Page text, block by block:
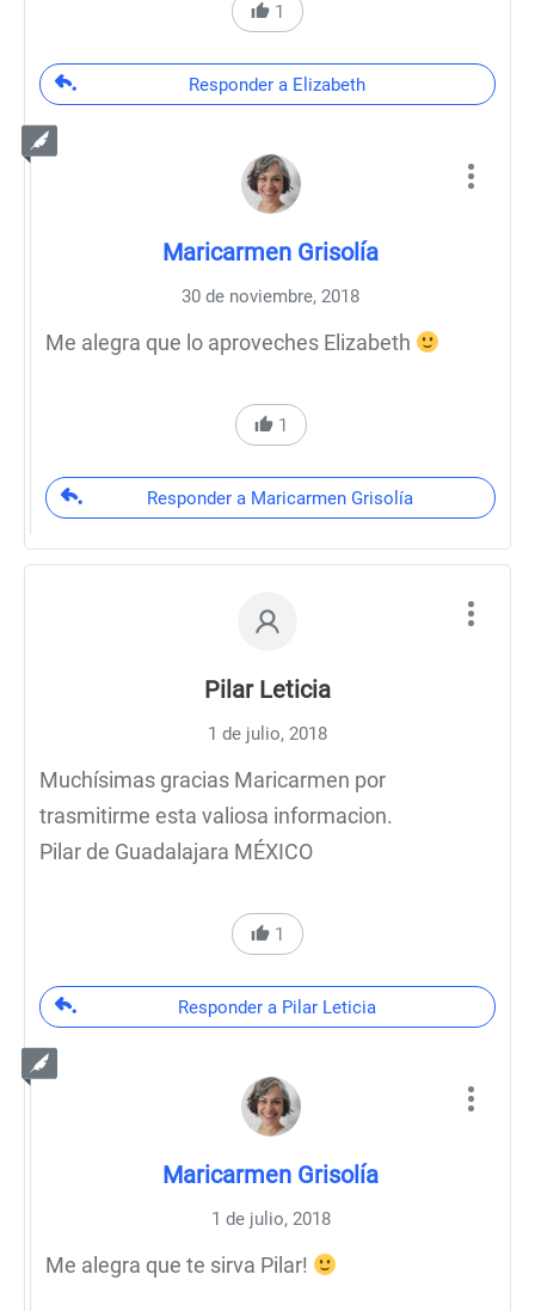
1
Responder a Elizabeth
Maricarmen Grisolía
30 de noviembre, 2018
Me alegra que lo aproveches Elizabeth
1
Responder a Maricarmen Grisolía
Pilar Leticia
1 de julio, 2018
Muchísimas gracias Maricarmen por
trasmitirme esta valiosa informacion.
Pilar de Guadalajara MÉXICO
1
Responder a Pilar Leticia
Maricarmen Grisolía
1 de julio, 2018
Me alegra que te sirva Pilar!